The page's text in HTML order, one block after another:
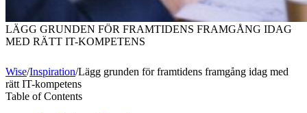
LÄGG GRUNDEN FÖR FRAMTIDENS FRAMGÅNG IDAG
MED RÄTT IT-KOMPETENS
Wise/Inspiration/Lägg grunden för framtidens framgång idag med
rätt IT-kompetens
Table of Contents